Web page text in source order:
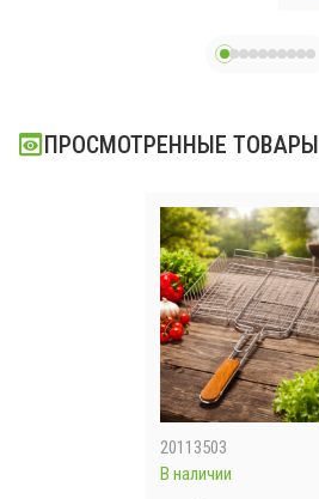
ПРОСМОТРЕННЫЕ ТОВАРЫ
20113503
В наличии